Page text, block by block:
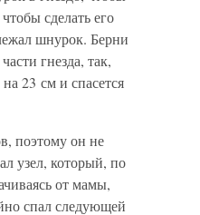
сделать его
шнурок. Берни
гнезда, так,
23 см и спасется
поэтому он не
узел, который, по
от мамы,
спал следующей